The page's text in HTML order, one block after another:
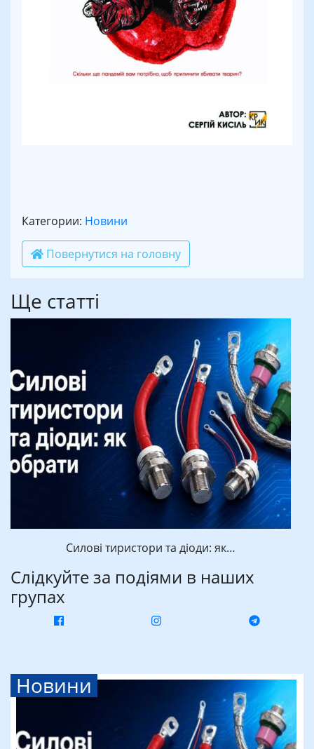
Категории: Новини
Повернутися на головну
Ще статті
Силові тиристори та діоди: як…
Слідкуйте за подіями в наших
групах
Новини